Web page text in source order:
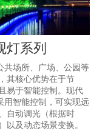
灯系列
共场所、广场、公园等
其核心优势在于节
易于智能控制‌。‌现代
用智能控制，可实现‌远
自动调光（根据时
以及动态场景变换‌。